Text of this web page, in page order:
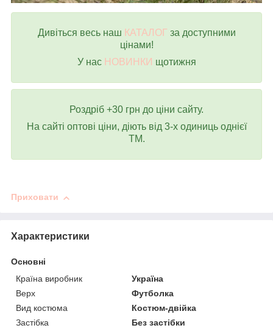
Дивіться весь наш КАТАЛОГ за доступними
цінами!
У нас НОВИНКИ щотижня
Роздріб +30 грн до ціни сайту.
На сайті оптові ціни, діють від 3-х одиниць однієї
ТМ.
Приховати
Характеристики
Основні
Країна виробник
Україна
Верх
Футболка
Вид костюма
Костюм-двійка
Застібка
Без застібки